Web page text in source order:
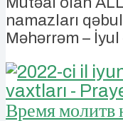
namazları
Məhərrəm – İyul